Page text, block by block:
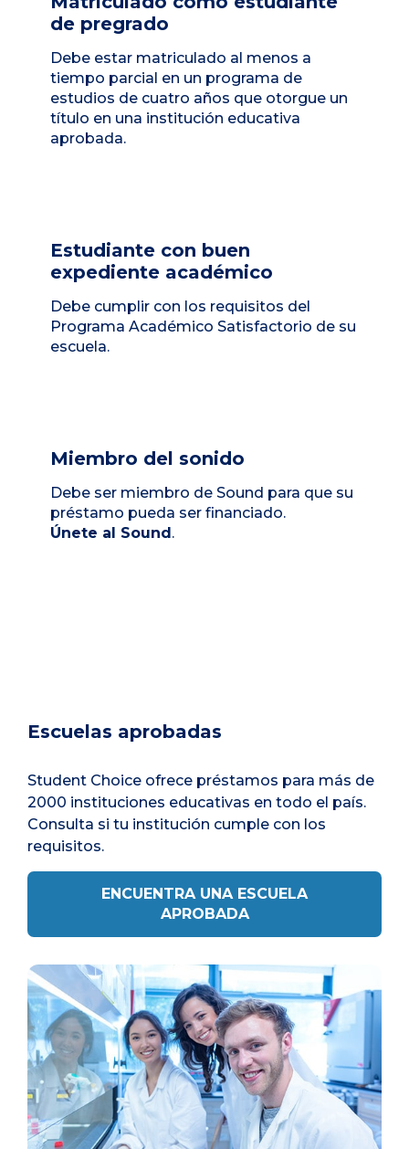
de pregrado
Debe estar matriculado al menos a
tiempo parcial en un programa de
estudios de cuatro años que otorgue un
título en una institución educativa
aprobada.
Estudiante con buen
expediente académico
Debe cumplir con los requisitos del
Programa Académico Satisfactorio de su
escuela.
Miembro del sonido
Debe ser miembro de Sound para que su
préstamo pueda ser financiado.
Únete al Sound .
Escuelas aprobadas
Student Choice ofrece préstamos para más de
2000 instituciones educativas en todo el país.
Consulta si tu institución cumple con los
requisitos.
ENCUENTRA UNA ESCUELA
APROBADA